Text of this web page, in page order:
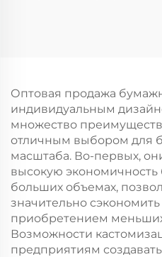
рождественской еды
в гофрокarton
Оптовая продажа
индивидуальным
множество
отличным выбором для
масштаба. Во-первых,
высокую экономичность
больших объемах,
значительно
приобретением
Возможности
предприятиям